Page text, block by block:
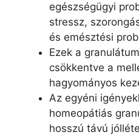
egészségügyi
stressz,
és emésztési
Ezek a
csökkentve a
hagyományos
Az egyéni
homeopátiás
hosszú távú